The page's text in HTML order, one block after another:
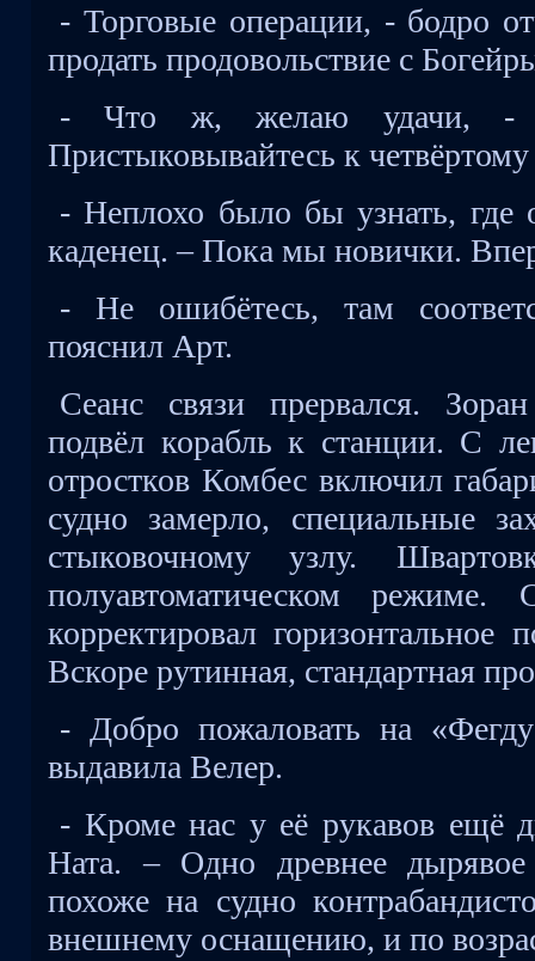
- Торговые операции, - бодро
продать продовольствие с
- Что ж, желаю удачи, -
Пристыковывайтесь к четвёртому
- Неплохо было бы узнать, где
каденец. – Пока мы новички.
- Не ошибётесь, там
пояснил Арт.
Сеанс связи прервался.
подвёл корабль к станции. С
отростков Комбес включил
судно замерло, специальные
стыковочному узлу.
полуавтоматическом
корректировал горизонтальное
Вскоре рутинная, стандартная
- Добро пожаловать на
выдавила Велер.
- Кроме нас у её рукавов ещё
Ната. – Одно древнее
похоже на судно
внешнему оснащению, и по